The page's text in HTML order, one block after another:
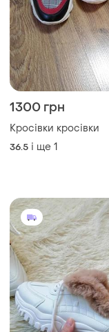
1300 грн
Кросівки кросівки
36.5 і ще 1